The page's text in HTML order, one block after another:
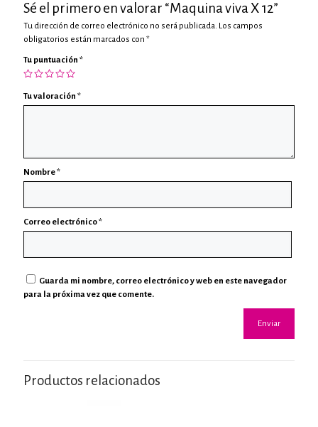
Sé el primero en valorar “Maquina viva X 12”
Tu dirección de correo electrónico no será publicada. Los campos
obligatorios están marcados con *
Tu puntuación *
Tu valoración *
Nombre*
Correo electrónico*
Guarda mi nombre, correo electrónico y web en este navegador
para la próxima vez que comente.
Productos relacionados